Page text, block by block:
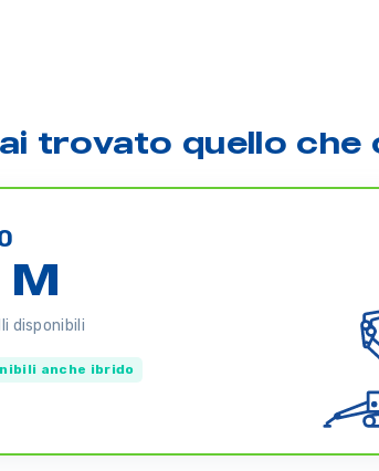
trovato quello che
disponibili
anche ibrido